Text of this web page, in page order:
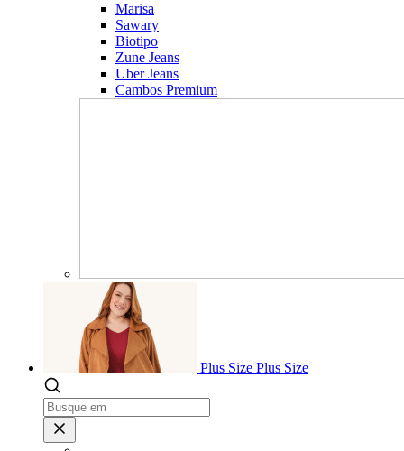
Marisa
Sawary
Biotipo
Zune Jeans
Uber Jeans
Cambos Premium
Plus Size Plus Size